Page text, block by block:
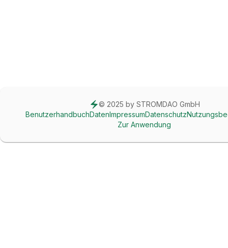
© 2025 by STROMDAO GmbH
BenutzerhandbuchDatenImpressumDatenschutz
Zur Anwendung